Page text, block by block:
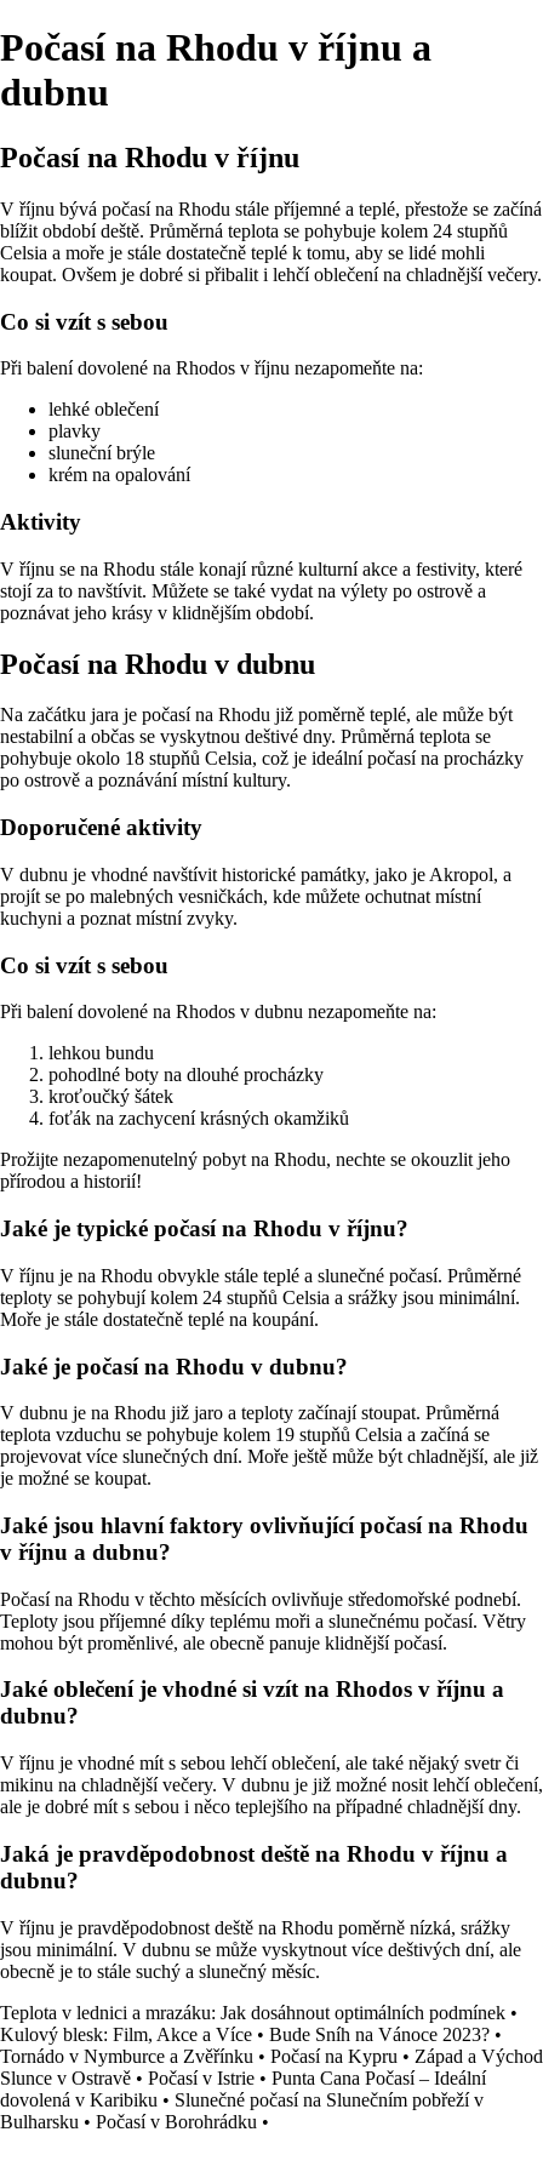
Počasí na Rhodu v říjnu a
dubnu
Počasí na Rhodu v říjnu
V říjnu bývá počasí na Rhodu stále příjemné a teplé, přestože se začíná
blížit období deště. Průměrná teplota se pohybuje kolem 24 stupňů
Celsia a moře je stále dostatečně teplé k tomu, aby se lidé mohli
koupat. Ovšem je dobré si přibalit i lehčí oblečení na chladnější večery.
Co si vzít s sebou
Při balení dovolené na Rhodos v říjnu nezapomeňte na:
lehké oblečení
plavky
sluneční brýle
krém na opalování
Aktivity
V říjnu se na Rhodu stále konají různé kulturní akce a festivity, které
stojí za to navštívit. Můžete se také vydat na výlety po ostrově a
poznávat jeho krásy v klidnějším období.
Počasí na Rhodu v dubnu
Na začátku jara je počasí na Rhodu již poměrně teplé, ale může být
nestabilní a občas se vyskytnou deštivé dny. Průměrná teplota se
pohybuje okolo 18 stupňů Celsia, což je ideální počasí na procházky
po ostrově a poznávání místní kultury.
Doporučené aktivity
V dubnu je vhodné navštívit historické památky, jako je Akropol, a
projít se po malebných vesničkách, kde můžete ochutnat místní
kuchyni a poznat místní zvyky.
Co si vzít s sebou
Při balení dovolené na Rhodos v dubnu nezapomeňte na:
lehkou bundu
pohodlné boty na dlouhé procházky
kroťoučký šátek
foťák na zachycení krásných okamžiků
Prožijte nezapomenutelný pobyt na Rhodu, nechte se okouzlit jeho
přírodou a historií!
Jaké je typické počasí na Rhodu v říjnu?
V říjnu je na Rhodu obvykle stále teplé a slunečné počasí. Průměrné
teploty se pohybují kolem 24 stupňů Celsia a srážky jsou minimální.
Moře je stále dostatečně teplé na koupání.
Jaké je počasí na Rhodu v dubnu?
V dubnu je na Rhodu již jaro a teploty začínají stoupat. Průměrná
teplota vzduchu se pohybuje kolem 19 stupňů Celsia a začíná se
projevovat více slunečných dní. Moře ještě může být chladnější, ale již
je možné se koupat.
Jaké jsou hlavní faktory ovlivňující počasí na Rhodu
v říjnu a dubnu?
Počasí na Rhodu v těchto měsících ovlivňuje středomořské podnebí.
Teploty jsou příjemné díky teplému moři a slunečnému počasí. Větry
mohou být proměnlivé, ale obecně panuje klidnější počasí.
Jaké oblečení je vhodné si vzít na Rhodos v říjnu a
dubnu?
V říjnu je vhodné mít s sebou lehčí oblečení, ale také nějaký svetr či
mikinu na chladnější večery. V dubnu je již možné nosit lehčí oblečení,
ale je dobré mít s sebou i něco teplejšího na případné chladnější dny.
Jaká je pravděpodobnost deště na Rhodu v říjnu a
dubnu?
V říjnu je pravděpodobnost deště na Rhodu poměrně nízká, srážky
jsou minimální. V dubnu se může vyskytnout více deštivých dní, ale
obecně je to stále suchý a slunečný měsíc.
Teplota v lednici a mrazáku: Jak dosáhnout optimálních podmínek •
Kulový blesk: Film, Akce a Více • Bude Sníh na Vánoce 2023? •
Tornádo v Nymburce a Zvěřínku • Počasí na Kypru • Západ a Východ
Slunce v Ostravě • Počasí v Istrie • Punta Cana Počasí – Ideální
dovolená v Karibiku • Slunečné počasí na Slunečním pobřeží v
Bulharsku • Počasí v Borohrádku •